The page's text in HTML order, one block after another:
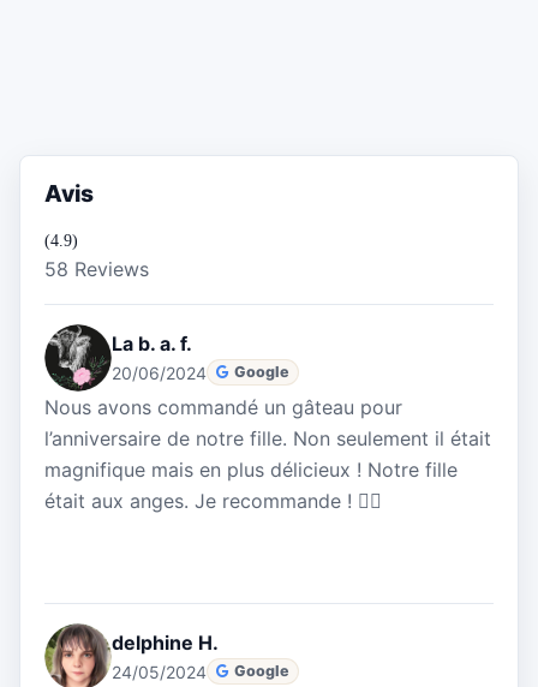
Avis
(4.9)
58 Reviews
La b. a. f.
20/06/2024 Google
Nous avons commandé un gâteau pour
l’anniversaire de notre fille. Non seulement il était
magnifique mais en plus délicieux ! Notre fille
était aux anges. Je recommande ! 👍🏼
delphine H.
24/05/2024 Google